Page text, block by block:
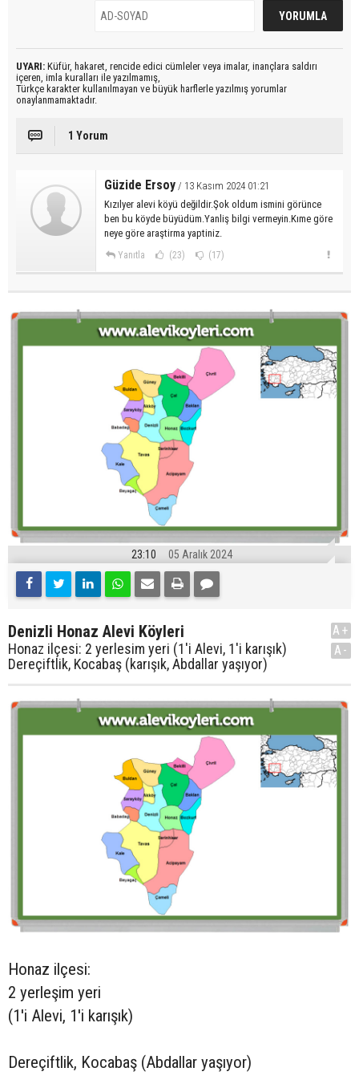
UYARI: Küfür, hakaret, rencide edici cümleler veya imalar, inançlara saldırı
içeren, imla kuralları ile yazılmamış,
Türkçe karakter kullanılmayan ve büyük harflerle yazılmış yorumlar
onaylanmamaktadır.
1 Yorum
Güzide Ersoy / 13 Kasım 2024 01:21
Kızılyer alevi köyü değildir.Şok oldum ismini görünce
ben bu köyde büyüdüm.Yanliş bilgi vermeyin.Kıme göre
neye göre araştirma yaptiniz.
Yanıtla (23) (17)
23:10 05 Aralık 2024
Denizli Honaz Alevi Köyleri
Honaz ilçesi: 2 yerlesim yeri (1'i Alevi, 1'i karışık)
Dereçiftlik, Kocabaş (karışık, Abdallar yaşıyor)
A+
A-
Honaz ilçesi:
2 yerleşim yeri
(1'i Alevi, 1'i karışık)
Dereçiftlik, Kocabaş (Abdallar yaşıyor)